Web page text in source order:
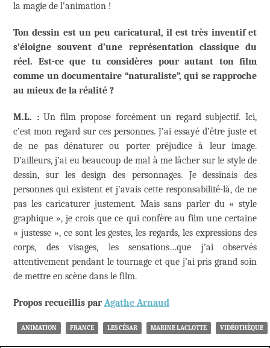
la magie de l’animation !
Ton dessin est un peu caricatural, il est très inventif et
s’éloigne souvent d’une représentation classique du
réel. Est-ce que tu considères pour autant ton film
comme un documentaire “naturaliste”, qui se rapproche
au mieux de la réalité ?
M.L. :Un film propose forcément un regard subjectif. Ici,
c’est mon regard sur ces personnes. J’ai essayé d’être juste et
de ne pas dénaturer ou porter préjudice à leur image.
D’ailleurs, j’ai eu beaucoup de mal à me lâcher sur le style de
dessin, sur les design des personnages. Je dessinais des
personnes qui existent et j’avais cette responsabilité-là, de ne
pas les caricaturer justement. Mais sans parler du « style
graphique », je crois que ce qui confère au film une certaine
« justesse », ce sont les gestes, les regards, les expressions des
corps, des visages, les sensations…que j’ai observés
attentivement pendant le tournage et que j’ai pris grand soin
de mettre en scène dans le film.
Propos recueillis parAgathe Arnaud
ANIMATION FRANCE LES CÉSAR MARINE LACLOTTE VIDÉOTHÈQUE